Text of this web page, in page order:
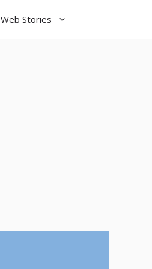
Web Stories